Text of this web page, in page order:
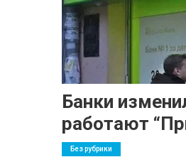
Банки
работают
Без рубрики